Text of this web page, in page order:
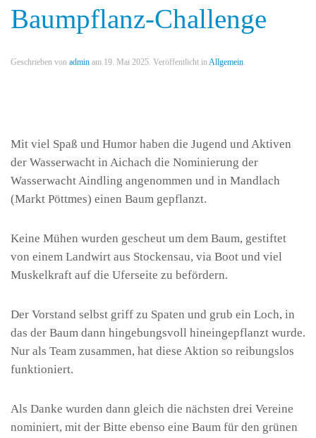
Baumpflanz-Challenge
Geschrieben von admin am 19. Mai 2025. Veröffentlicht inAllgemein.
Mit viel Spaß und Humor haben die Jugend und Aktiven
der Wasserwacht in Aichach die Nominierung der
Wasserwacht Aindling angenommen und in Mandlach
(Markt Pöttmes) einen Baum gepflanzt.
Keine Mühen wurden gescheut um dem Baum, gestiftet
von einem Landwirt aus Stockensau, via Boot und viel
Muskelkraft auf die Uferseite zu befördern.
Der Vorstand selbst griff zu Spaten und grub ein Loch, in
das der Baum dann hingebungsvoll hineingepflanzt wurde.
Nur als Team zusammen, hat diese Aktion so reibungslos
funktioniert.
Als Danke wurden dann gleich die nächsten drei Vereine
nominiert, mit der Bitte ebenso eine Baum für den grünen